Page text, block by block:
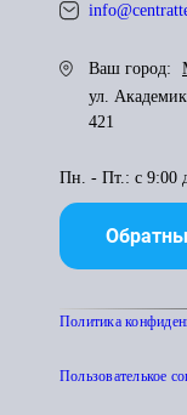
Ваш город:
ул.
421
Пн. - Пт.: с 9:00
Политика
Пользователькое